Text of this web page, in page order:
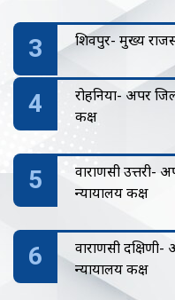
शिवपुर- मुख्य
रोहनिया- अपर
कक्ष
वाराणसी उत्तरी-
न्यायालय कक्ष
वाराणसी दक्षिणी-
न्यायालय कक्ष